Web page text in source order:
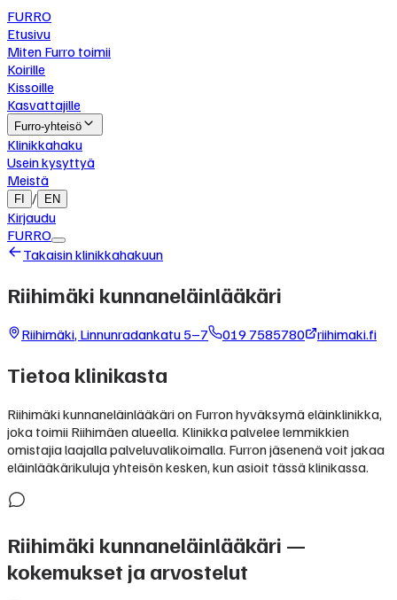
FURRO
Etusivu
Miten Furro toimii
Koirille
Kissoille
Kasvattajille
Furro-yhteisö
Klinikkahaku
Usein kysyttyä
Meistä
FI / EN
Kirjaudu
FURRO
Takaisin klinikkahakuun
Riihimäki kunnaneläinlääkäri
Riihimäki, Linnunradankatu 5–7 019 7585780 riihimaki.fi
Tietoa klinikasta
Riihimäki kunnaneläinlääkäri on Furron hyväksymä eläinklinikka,
joka toimii Riihimäen alueella. Klinikka palvelee lemmikkien
omistajia laajalla palveluvalikoimalla. Furron jäsenenä voit jakaa
eläinlääkärikuluja yhteisön kesken, kun asioit tässä klinikassa.
Riihimäki kunnaneläinlääkäri —
kokemukset ja arvostelut